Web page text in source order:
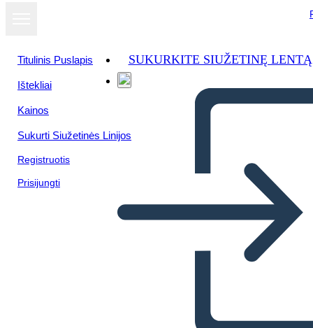
Titulinis Puslapis
Ištekliai
Kainos
Sukurti Siužetinės Linijos
Registruotis
Prisijungti
SUKURKITE SIUŽETINĘ LENTĄ
Žiūrėti kaip
skaidrių